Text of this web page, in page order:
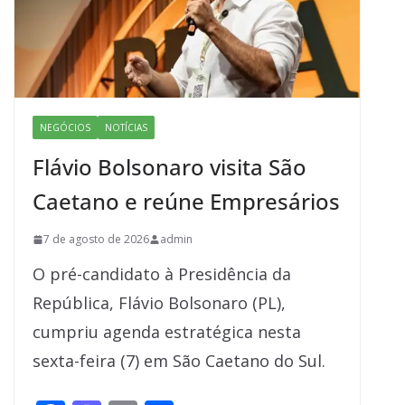
NEGÓCIOS NOTÍCIAS
Flávio Bolsonaro visita São
Caetano e reúne Empresários
7 de agosto de 2026 admin
O pré-candidato à Presidência da
República, Flávio Bolsonaro (PL),
cumpriu agenda estratégica nesta
sexta-feira (7) em São Caetano do Sul.